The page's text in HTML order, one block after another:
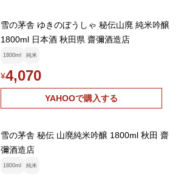
雪の茅舎 ゆきのぼうしゃ 秘伝山廃 純米吟醸
1800ml 日本酒 秋田県 齋彌酒造店
1800ml 純米
¥4,070
YAHOOで購入する
雪の茅舎 秘伝 山廃純米吟醸 1800ml 秋田 齋
彌酒造店
1800ml 純米